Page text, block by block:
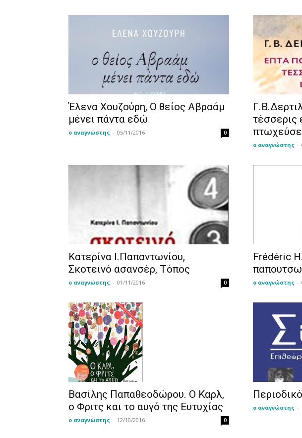
Έλενα Χουζούρη, Ο θείος Αβραάμ
μένει πάντα εδώ
ο αναγνώστης - 05/11/2016 0
τέσσερις
ο αναγνώστης -
Κατερίνα Ι.Παπαντωνίου,
Σκοτεινό ασανσέρ, Τόπος
ο αναγνώστης - 01/11/2016 0
Frédéric
ο αναγνώστης -
Βασίλης Παπαθεοδώρου. Ο Καρλ,
ο Φριτς και το αυγό της Ευτυχίας
ο αναγνώστης - 12/10/2016 0
ο αναγνώστης -